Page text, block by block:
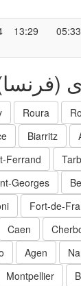
13:29
Roura
Biarritz
Ferrand
Saint-Georges
Fort-
Caen
Agen
Montpellier